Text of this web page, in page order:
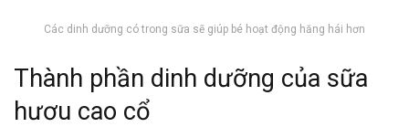
Các dinh dưỡng có trong sữa sẽ giúp bé hoạt động hăng hái hơn
Thành phần dinh dưỡng của sữa
hươu cao cổ